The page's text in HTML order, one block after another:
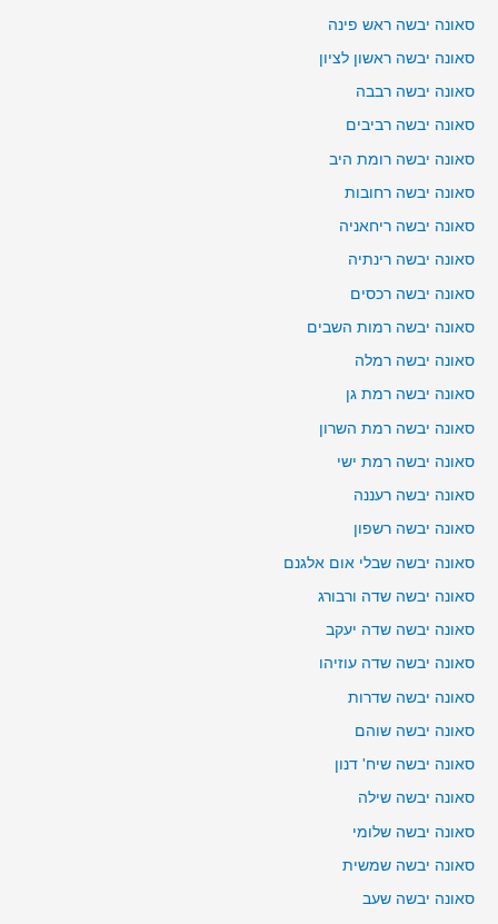
סאונה יבשה ראש פינה
סאונה יבשה ראשון לציון
סאונה יבשה רבבה
סאונה יבשה רביבים
סאונה יבשה רומת היב
סאונה יבשה רחובות
סאונה יבשה ריחאניה
סאונה יבשה רינתיה
סאונה יבשה רכסים
סאונה יבשה רמות השבים
סאונה יבשה רמלה
סאונה יבשה רמת גן
סאונה יבשה רמת השרון
סאונה יבשה רמת ישי
סאונה יבשה רעננה
סאונה יבשה רשפון
סאונה יבשה שבלי אום אלגנם
סאונה יבשה שדה ורבורג
סאונה יבשה שדה יעקב
סאונה יבשה שדה עוזיהו
סאונה יבשה שדרות
סאונה יבשה שוהם
סאונה יבשה שיח' דנון
סאונה יבשה שילה
סאונה יבשה שלומי
סאונה יבשה שמשית
סאונה יבשה שעב